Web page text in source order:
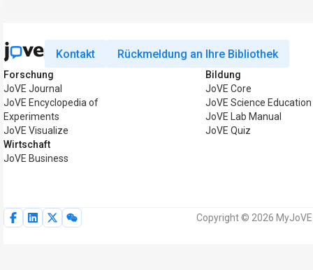
Kontakt Rückmeldung an Ihre Bibliothek
Forschung
JoVE Journal
JoVE Encyclopedia of
Experiments
JoVE Visualize
Wirtschaft
JoVE Business
Bildung
JoVE Core
JoVE Science Education
JoVE Lab Manual
JoVE Quiz
Copyright © 2026